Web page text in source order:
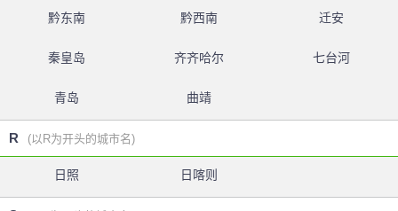
黔东南 黔西南 迁安
秦皇岛 齐齐哈尔 七台河
青岛 曲靖
R (以R为开头的城市名)
日照 日喀则